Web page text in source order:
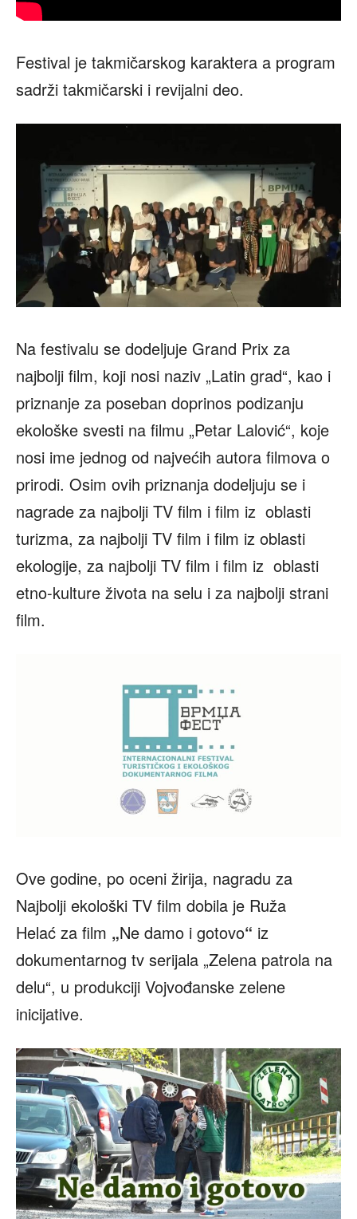
Festival je takmičarskog karaktera a program
sadrži takmičarski i revijalni deo.
Na festivalu se dodeljuje Grand Prix za
najbolji film, koji nosi naziv „Latin grad“, kao i
priznanje za poseban doprinos podizanju
ekološke svesti na filmu „Petar Lalović“, koje
nosi ime jednog od najvećih autora filmova o
prirodi. Osim ovih priznanja dodeljuju se i
nagrade za najbolji TV film i film iz oblasti
turizma, za najbolji TV film i film iz oblasti
ekologije, za najbolji TV film i film iz oblasti
etno-kulture života na selu i za najbolji strani
film.
Ove godine, po oceni žirija, nagradu za
Najbolji ekološki TV film dobila je Ruža
Helać za film „Ne damo i gotovo“ iz
dokumentarnog tv serijala „Zelena patrola na
delu“, u produkciji Vojvođanske zelene
inicijative.